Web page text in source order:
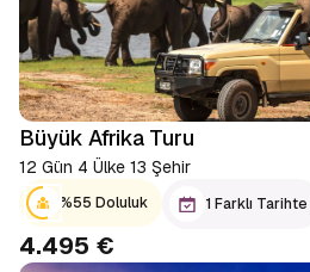
Büyük Afrika Turu
12 Gün 4 Ülke 13 Şehir
%55 Doluluk 1 Farklı Tarihte
4.495 €